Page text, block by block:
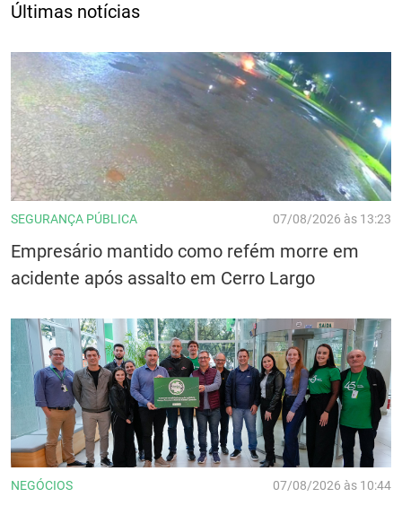
Últimas notícias
SEGURANÇA PÚBLICA 07/08/2026 às 13:23
Empresário mantido como refém morre em
acidente após assalto em Cerro Largo
NEGÓCIOS 07/08/2026 às 10:44